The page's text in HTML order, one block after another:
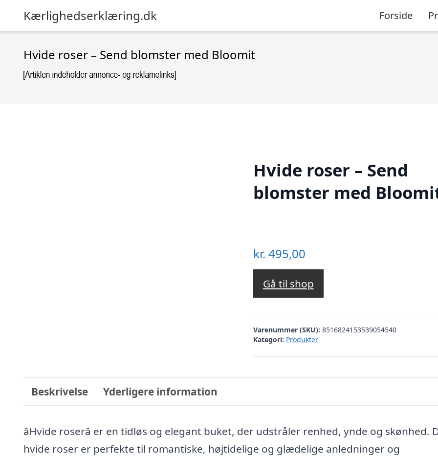
Kærlighedserklæring.dk Forside
Hvide roser – Send blomster med Bloomit
Hvide roser – Send
blomster med
kr. 495,00
Gå til shop
Varenummer (SKU): 8516824153539054540
Kategori: Produkter
Beskrivelse Yderligere information
âHvide roserâ er en tidløs og elegant buket, der udstråler renhed, ynde og skønhed.
hvide roser er perfekte til romantiske, højtidelige og glædelige anledninger og